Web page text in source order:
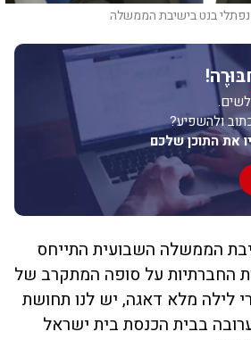
בנט בישיבת הממשלה
ולהשפיע?
את התוכן שלכם
הממשלה השבועית התייחס
החברתיות על סופה המתקרב של
לילה מלא דאגה, יש לנו תחושת
בבית הכנסת בית ישראל